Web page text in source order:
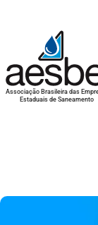
Associação Brasileira das
Estaduais de Saneamento